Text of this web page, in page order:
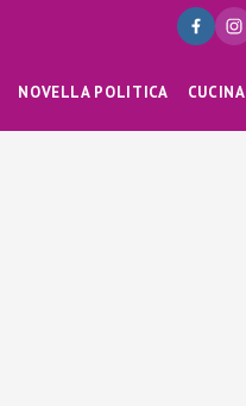
NOVELLA POLITICA CUCINA